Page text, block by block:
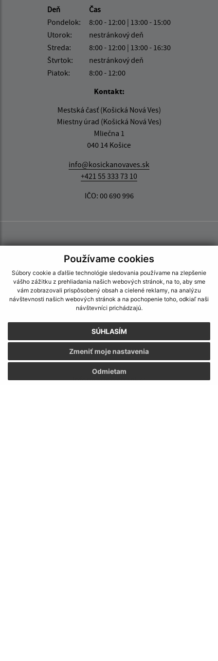
Používame cookies
Súbory cookie a ďalšie technológie sledovania používame na zlepšenie
vášho zážitku z prehliadania našich webových stránok, na to, aby sme
vám zobrazovali prispôsobený obsah a cielené reklamy, na analýzu
návštevnosti našich webových stránok a na pochopenie toho, odkiaľ naši
návštevníci prichádzajú.
SÚHLASÍM
Odmietam
Zmeniť moje nastavenia
Deň
Čas
Pondelok:
8:00 - 12:00 | 13:00 - 15:00
Utorok:
nestránkový deň
Streda:
8:00 - 12:00 | 13:00 - 16:30
Štvrtok:
nestránkový deň
Piatok:
8:00 - 12:00
Kontakt:
Mestská časť (Košická Nová Ves)
Miestny úrad (Košická Nová Ves)
Mliečna 1
040 14 Košice
info@kosickanovaves.sk
+421 55 333 73 10
IČO: 00 690 996
Informácie o stránke: